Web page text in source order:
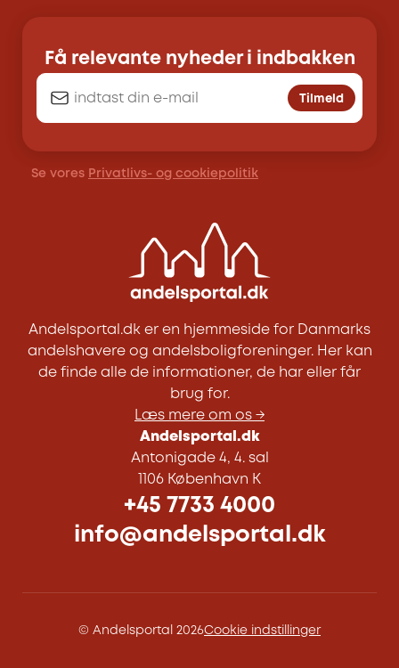
Få relevante nyheder i indbakken
Tilmeld
Se vores Privatlivs- og cookiepolitik
Andelsportal.dk er en hjemmeside for Danmarks
andelshavere og andelsboligforeninger. Her kan
de finde alle de informationer, de har eller får
brug for.
Læs mere om os →
Andelsportal.dk
Antonigade 4, 4. sal
1106 København K
+45 7733 4000
info@andelsportal.dk
© Andelsportal 2026Cookie indstillinger